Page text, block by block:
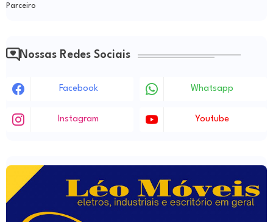
Parceiro
Nossas Redes Sociais
Facebook Whatsapp
Instagram Youtube